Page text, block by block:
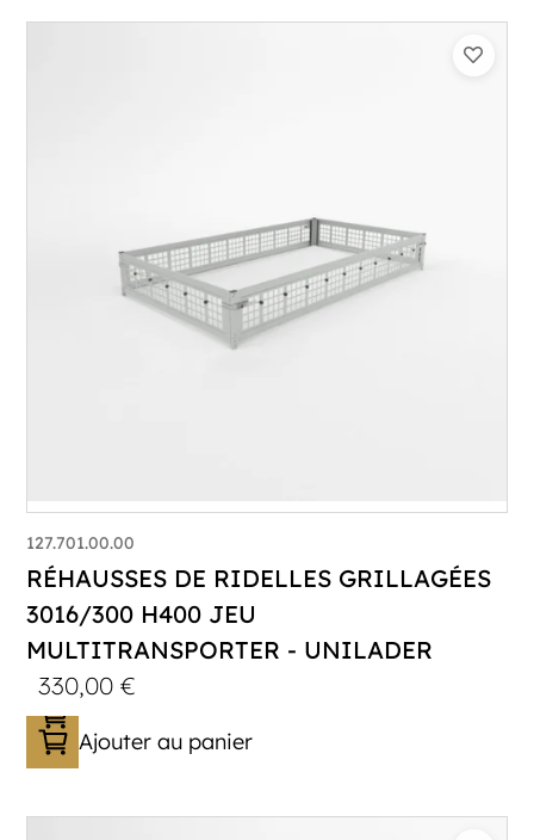
127.701.00.00
RÉHAUSSES DE RIDELLES GRILLAGÉES
3016/300 H400 JEU
MULTITRANSPORTER - UNILADER
330,00€
Ajouter au panier